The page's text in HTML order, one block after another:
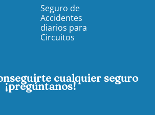
Seguro de
Accidentes
diarios para
Circuitos
cualquier seguro
¡pregúntanos!